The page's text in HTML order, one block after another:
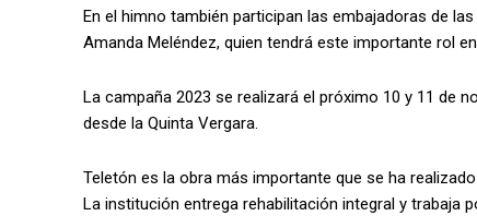
En el himno también participan las embajadoras de
Amanda Meléndez, quien tendrá este importante rol
La campaña 2023 se realizará el próximo 10 y 11 de
desde la Quinta Vergara.
Teletón es la obra más importante que se ha
La institución entrega rehabilitación integral y trabaja